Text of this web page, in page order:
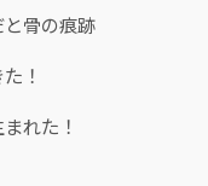
骨の痕跡
！
れた！